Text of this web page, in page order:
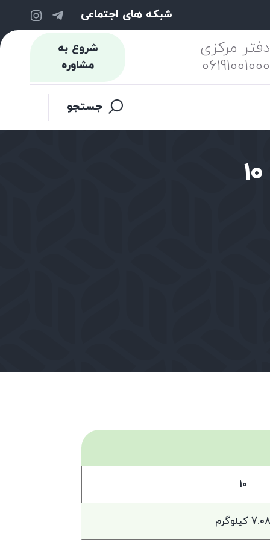
شبکه های اجتماعی
دفتر مرکزی
06191001000
شروع به
مشاوره
جستجو
10
7.08 کیلوگرم